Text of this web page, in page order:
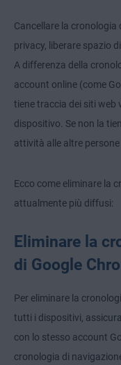
Cancellare la
privacy, liberare spazio
A differenza della
account online (come
tiene traccia dei siti web
dispositivo. Se non la
attività alle altre
Ecco come eliminare la
attualmente più diffusi:
Eliminare la
di Google
Per eliminare la
tutti i dispositivi,
con lo stesso account
cronologia di